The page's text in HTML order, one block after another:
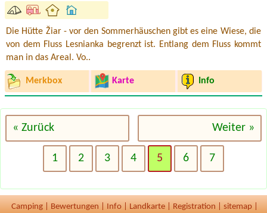
Die Hütte Žiar - vor den Sommerhäuschen gibt es eine Wiese, die
von dem Fluss Lesnianka begrenzt ist. Entlang dem Fluss kommt
man in das Areal. Vo..
Merkbox Karte Info
« Zurück Weiter »
1 2 3 4 5 6 7
Camping Bewertungen Info Landkarte Registration sitemap